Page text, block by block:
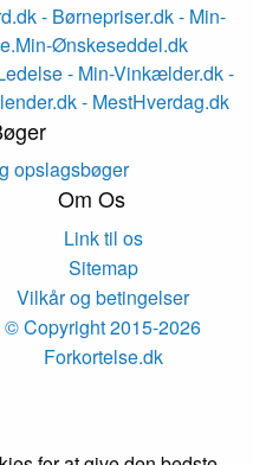
- Børnepriser.dk- Min-
Ønskeseddel.dk
- Min-Vinkælder.dk-
- MestHverdag.dk
opslagsbøger
Om Os
Link til os
Sitemap
Vilkår og betingelser
© Copyright 2015-2026
Forkortelse.dk